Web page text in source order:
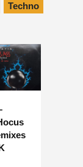
Techno